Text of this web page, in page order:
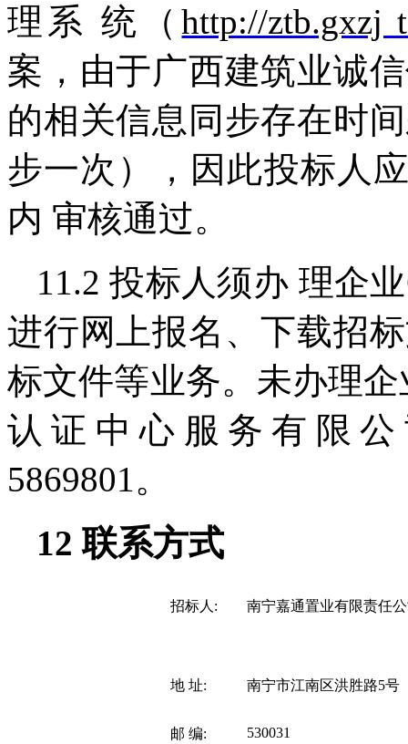
理系 统（http://ztb.gxzj
案，由于广西建筑业诚
的相关信息同步存在时
步一次），因此投标人
内 审核通过。
11.2 投标人须办 理企
进行网上报名、下载招
标文件等业务。未办理
认证中心服务有限
5869801。
12 联系方式
招标人: 南宁嘉通置业有限责任
地 址: 南宁市江南区洪胜路5号
邮 编: 530031